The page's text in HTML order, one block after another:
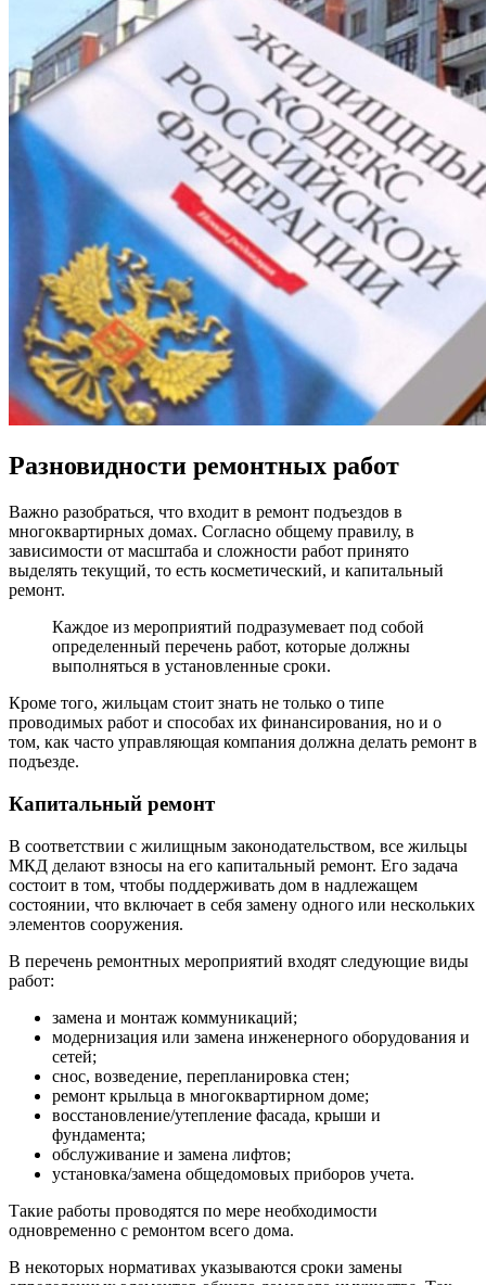
Разновидности ремонтных работ
Важно разобраться, что входит в ремонт подъездов в
многоквартирных домах. Согласно общему правилу, в
зависимости от масштаба и сложности работ принято
выделять текущий, то есть косметический, и капитальный
ремонт.
Каждое из мероприятий подразумевает под собой
определенный перечень работ, которые должны
выполняться в установленные сроки.
Кроме того, жильцам стоит знать не только о типе
проводимых работ и способах их финансирования, но и о
том, как часто управляющая компания должна делать ремонт в
подъезде.
Капитальный ремонт
В соответствии с жилищным законодательством, все жильцы
МКД делают взносы на его капитальный ремонт. Его задача
состоит в том, чтобы поддерживать дом в надлежащем
состоянии, что включает в себя замену одного или нескольких
элементов сооружения.
В перечень ремонтных мероприятий входят следующие виды
работ:
замена и монтаж коммуникаций;
модернизация или замена инженерного оборудования и
сетей;
снос, возведение, перепланировка стен;
ремонт крыльца в многоквартирном доме;
восстановление/утепление фасада, крыши и
фундамента;
обслуживание и замена лифтов;
установка/замена общедомовых приборов учета.
Такие работы проводятся по мере необходимости
одновременно с ремонтом всего дома.
В некоторых нормативах указываются сроки замены